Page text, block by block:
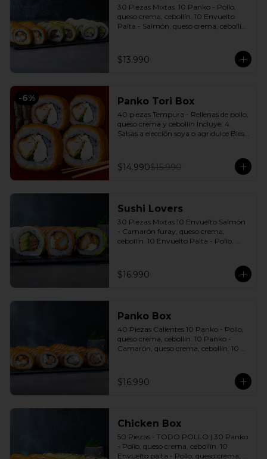
30 Piezas Mixtas. 10 Panko - Pollo,
queso crema, cebollín. 10 Envuelto
Palta - Salmón, queso crema, cebollín.
agridulce Bless + 2 palitos
$13.990
-6% Panko Tori Box
40 piezas Tempura - Rellenas de pollo,
queso crema y cebollín Incluye: 4
Salsas a elección soya o agridulce Bless
$14.990$15.990
Sushi Lovers
30 Piezas Mixtas 10 Envuelto Salmón
- Camarón furay, queso crema,
cebollín. 10 Envuelto Palta - Pollo,
Incluye: 3 Salsas a elección soya o
agridulce Bless + 2 palitos
$16.990
Panko Box
40 Piezas Calientes 10 Panko - Pollo,
queso crema, cebollín. 10 Panko -
Camarón, queso crema, cebollín. 10
queso crema, cebollín. Incluye: 4 Salsas
a elección soya o agridulce Bless + 2
$16.990
Chicken Box
50 Piezas - TODO POLLO | 30 Panko
- Pollo, queso crema, cebollín. 10
Envuelto palta - Pollo, queso crema,